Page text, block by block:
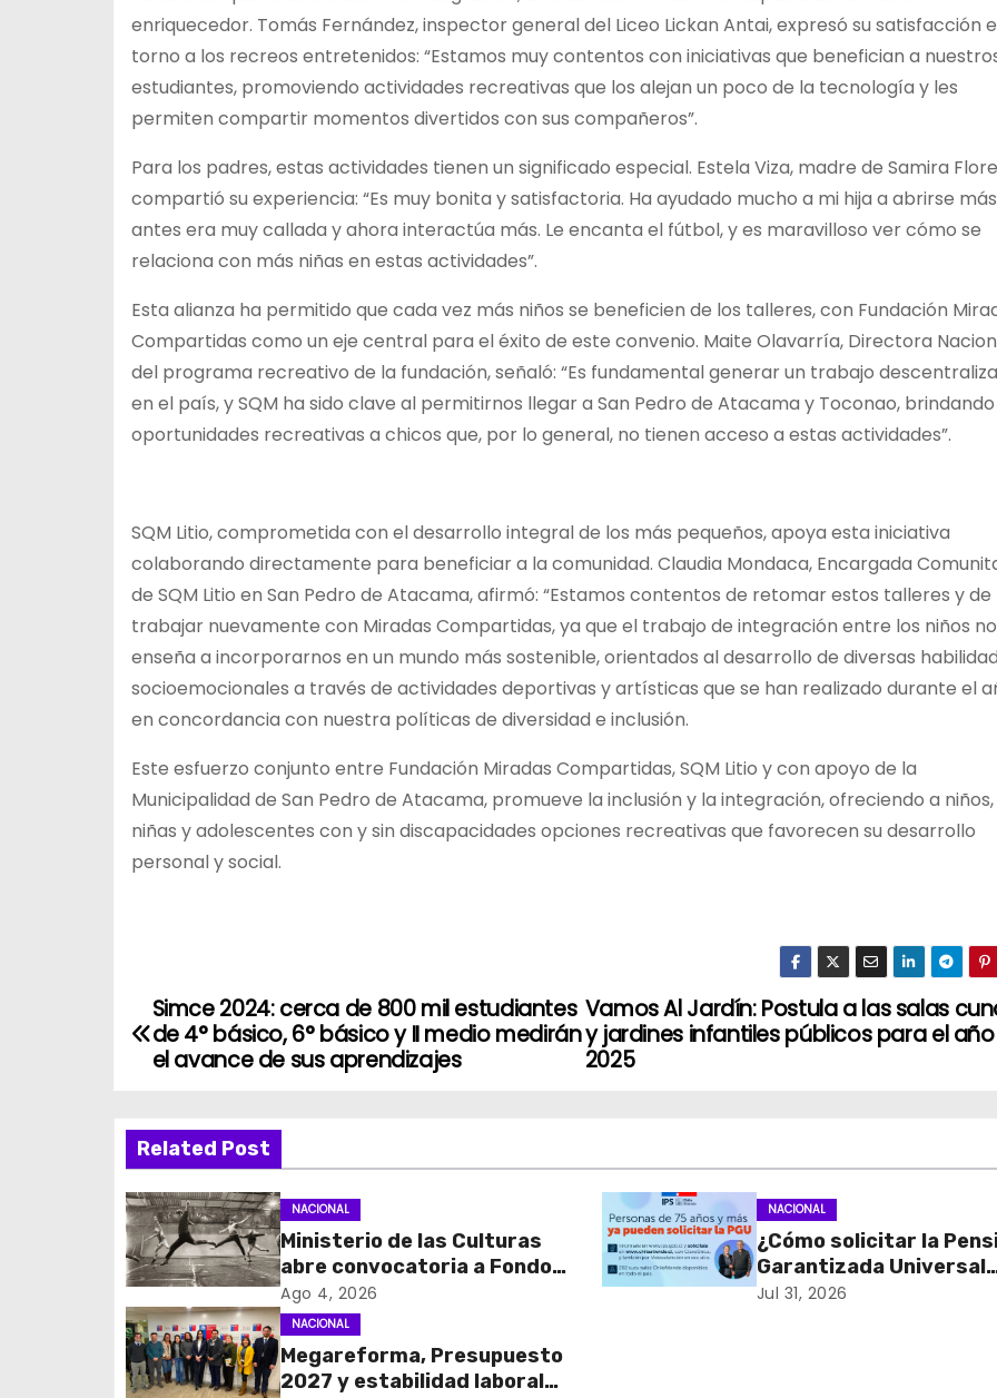
enriquecedor. Tomás Fernández, inspector general del Liceo Lickan Antai, expresó su satisfacción
torno a los recreos entretenidos: “Estamos muy contentos con iniciativas que benefician a
estudiantes, promoviendo actividades recreativas que los alejan un poco de la tecnología y les
permiten compartir momentos divertidos con sus compañeros”.
Para los padres, estas actividades tienen un significado especial. Estela Viza, madre de Samira
compartió su experiencia: “Es muy bonita y satisfactoria. Ha ayudado mucho a mi hija a abrirse
antes era muy callada y ahora interactúa más. Le encanta el fútbol, y es maravilloso ver cómo se
relaciona con más niñas en estas actividades”.
Esta alianza ha permitido que cada vez más niños se beneficien de los talleres, con Fundación
Compartidas como un eje central para el éxito de este convenio. Maite Olavarría, Directora
del programa recreativo de la fundación, señaló: “Es fundamental generar un trabajo
en el país, y SQM ha sido clave al permitirnos llegar a San Pedro de Atacama y Toconao, brindando
oportunidades recreativas a chicos que, por lo general, no tienen acceso a estas actividades”.
SQM Litio, comprometida con el desarrollo integral de los más pequeños, apoya esta iniciativa
colaborando directamente para beneficiar a la comunidad. Claudia Mondaca, Encargada
de SQM Litio en San Pedro de Atacama, afirmó: “Estamos contentos de retomar estos talleres y de
trabajar nuevamente con Miradas Compartidas, ya que el trabajo de integración entre los niños
enseña a incorporarnos en un mundo más sostenible, orientados al desarrollo de diversas
socioemocionales a través de actividades deportivas y artísticas que se han realizado durante el
en concordancia con nuestra políticas de diversidad e inclusión.
Este esfuerzo conjunto entre Fundación Miradas Compartidas, SQM Litio y con apoyo de la
Municipalidad de San Pedro de Atacama, promueve la inclusión y la integración, ofreciendo a niños,
niñas y adolescentes con y sin discapacidades opciones recreativas que favorecen su desarrollo
personal y social.
N
e
g
a
c
i
Vamos Al Jardín: Postula a las salas
y jardines infantiles públicos para el año
2025
Simce 2024: cerca de 800 mil estudiantes
de 4° básico, 6° básico y II medio medirán
el avance de sus aprendizajes
Related Post
NACIONAL
Ministerio de las Culturas
abre convocatoria a Fondos
Cultura 2027 con foco en
transparencia, innovación y
acceso ciudadano
Ago 4, 2026
NACIONAL
¿Cómo solicitar la
Garantizada Universal
(PGU)?
Jul 31, 2026
NACIONAL
Megareforma, Presupuesto
2027 y estabilidad laboral